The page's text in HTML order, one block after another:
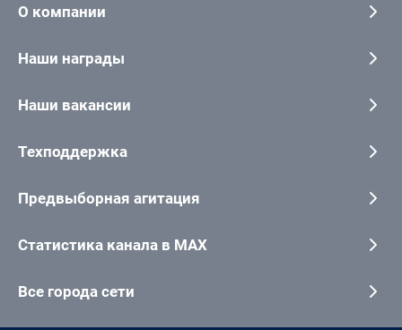
О компании
Наши награды
Наши вакансии
Техподдержка
Предвыборная агитация
Статистика канала в MAX
Все города сети